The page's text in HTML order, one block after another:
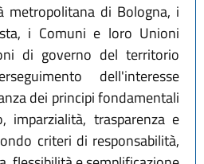
metropolitana di Bologna, i
i Comuni e loro Unioni
di governo del territorio
dell'interesse
dei principi fondamentali
imparzialità, trasparenza e
criteri di responsabilità,